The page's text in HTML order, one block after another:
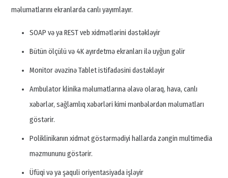
məlumatlarını ekranlarda canlı yayımlayır.
SOAP və ya REST veb xidmətlərini dəstəkləyir
Bütün ölçülü və 4K ayırdetmə ekranları ilə uyğun gəlir
Monitor əvəzinə Tablet istifadəsini dəstəkləyir
Ambulator klinika məlumatlarına əlavə olaraq, hava, canlı
xəbərlər, sağlamlıq xəbərləri kimi mənbələrdən məlumatları
göstərir.
Poliklinikanın xidmət göstərmədiyi hallarda zəngin multimedia
məzmununu göstərir.
Üfüqi və ya şaquli oriyentasiyada işləyir